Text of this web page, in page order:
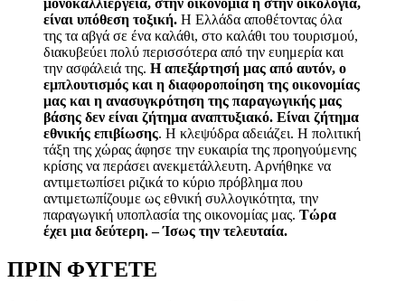
είναι υπόθεση τοξική. Η Ελλάδα αποθέτοντας όλα
της τα αβγά σε ένα καλάθι, στο καλάθι του τουρισμού,
διακυβεύει πολύ περισσότερα από την ευημερία και
την ασφάλειά της. Η απεξάρτησή μας από αυτόν, ο
εμπλουτισμός και η διαφοροποίηση της οικονομίας
μας και η ανασυγκρότηση της παραγωγικής μας
βάσης δεν είναι ζήτημα αναπτυξιακό. Είναι ζήτημα
εθνικής επιβίωσης. Η κλεψύδρα αδειάζει. Η πολιτική
τάξη της χώρας άφησε την ευκαιρία της προηγούμενης
κρίσης να περάσει ανεκμετάλλευτη. Αρνήθηκε να
αντιμετωπίσει ριζικά το κύριο πρόβλημα που
αντιμετωπίζουμε ως εθνική συλλογικότητα, την
παραγωγική υποπλασία της οικονομίας μας. Τώρα
έχει μια δεύτερη. ‒ Ίσως την τελευταία.
ΠΡΙΝ ΦΥΓΕΤΕ